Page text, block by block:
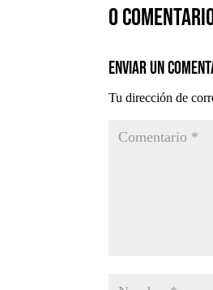
0
Enviar un
Tu dirección de